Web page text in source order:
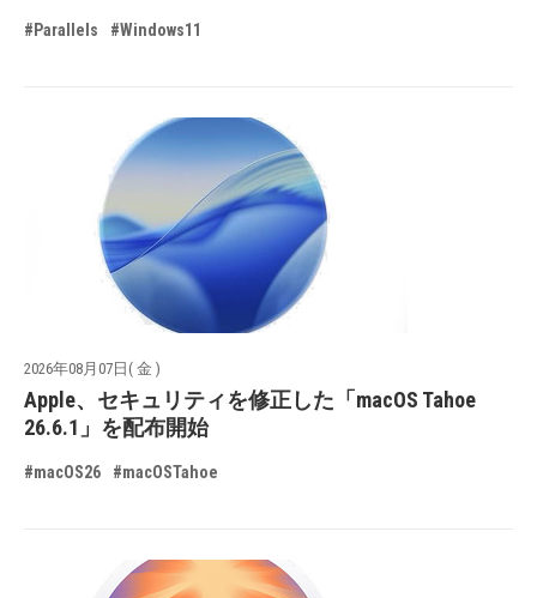
#Parallels #Windows11
2026年08月07日( 金 )
Apple、セキュリティを修正した「macOS Tahoe
26.6.1」を配布開始
#macOS26 #macOSTahoe